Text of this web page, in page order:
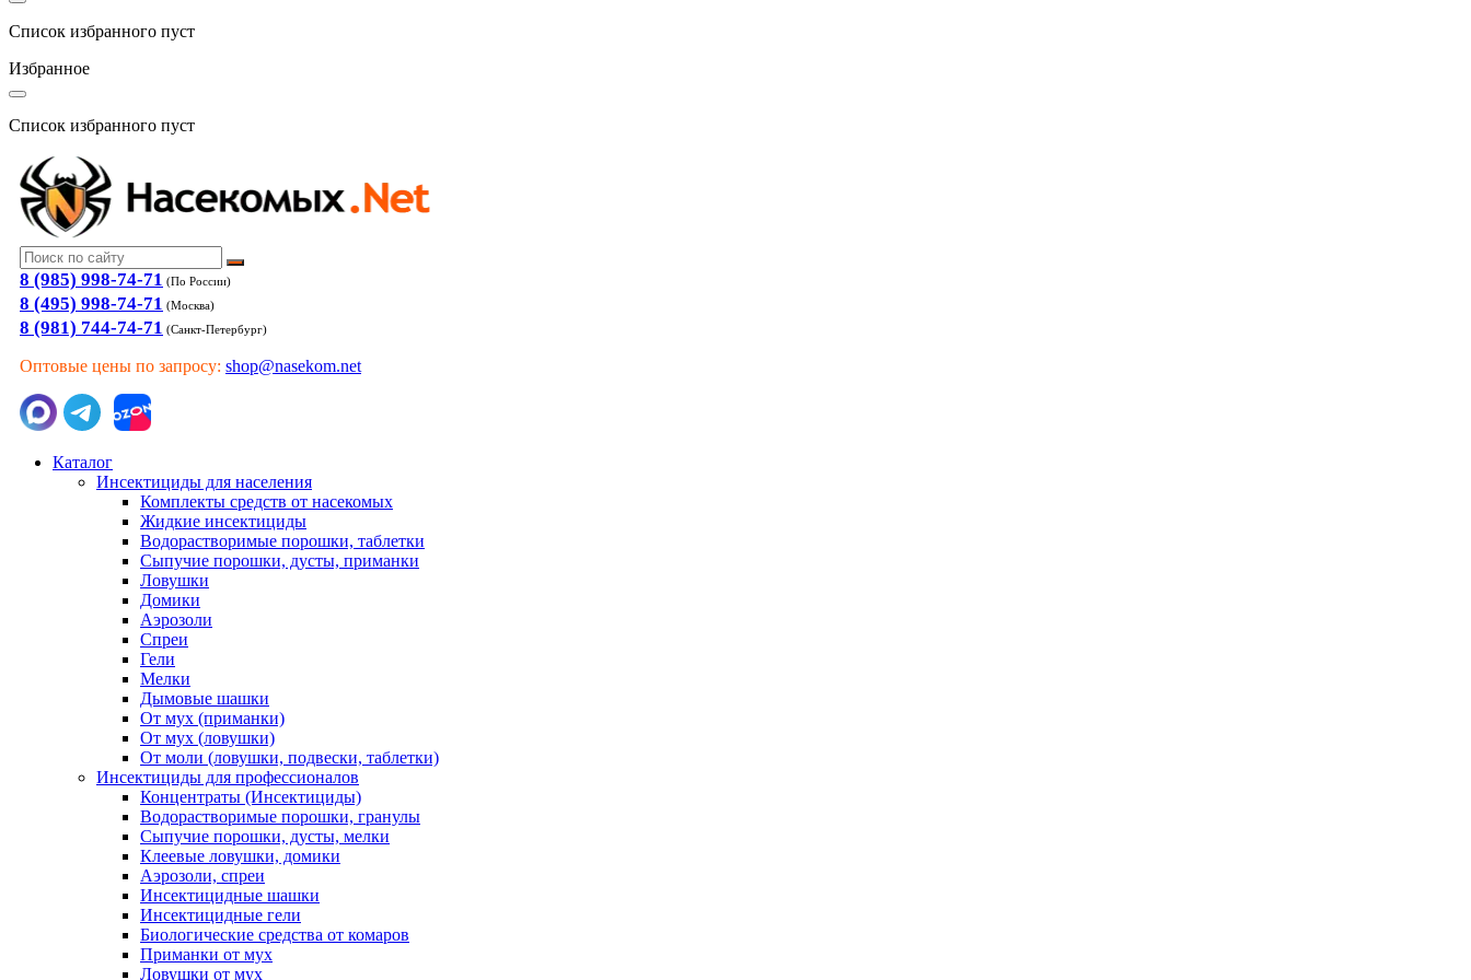
Список избранного пуст
Избранное
Список избранного пуст
8 (985) 998-74-71 (По России)
8 (495) 998-74-71 (Москва)
8 (981) 744-74-71 (Санкт-Петербург)
Оптовые цены по запросу: shop@nasekom.net
Каталог
Инсектициды для населения
Комплекты средств от насекомых
Жидкие инсектициды
Водорастворимые порошки, таблетки
Сыпучие порошки, дусты, приманки
Ловушки
Домики
Аэрозоли
Спреи
Гели
Мелки
Дымовые шашки
От мух (приманки)
От мух (ловушки)
От моли (ловушки, подвески, таблетки)
Инсектициды для профессионалов
Концентраты (Инсектициды)
Водорастворимые порошки, гранулы
Сыпучие порошки, дусты, мелки
Клеевые ловушки, домики
Аэрозоли, спреи
Инсектицидные шашки
Инсектицидные гели
Биологические средства от комаров
Приманки от мух
Ловушки от мух